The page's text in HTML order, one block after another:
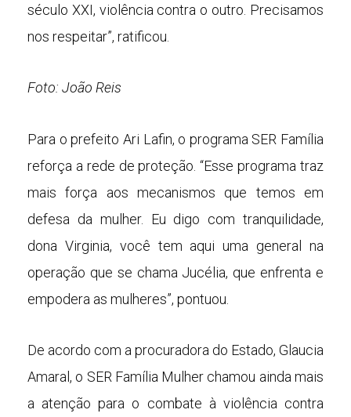
século XXI, violência contra o outro. Precisamos
nos respeitar”, ratificou.
Foto: João Reis
Para o prefeito Ari Lafin, o programa SER Família
reforça a rede de proteção. “Esse programa traz
mais força aos mecanismos que temos em
defesa da mulher. Eu digo com tranquilidade,
dona Virginia, você tem aqui uma general na
operação que se chama Jucélia, que enfrenta e
empodera as mulheres”, pontuou.
De acordo com a procuradora do Estado, Glaucia
Amaral, o SER Família Mulher chamou ainda mais
a atenção para o combate à violência contra